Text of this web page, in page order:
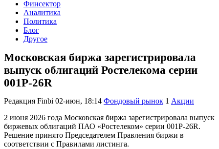
Финсектор
Аналитика
Политика
Блог
Другое
Московская биржа зарегистрировала
выпуск облигаций Ростелекома серии
001P-26R
Редакция Finbi 02-июн, 18:14 Фондовый рынок 1 Акции
2 июня 2026 года Московская биржа зарегистрировала выпуск
биржевых облигаций ПАО «Ростелеком» серии 001P-26R.
Решение принято Председателем Правления биржи в
соответствии с Правилами листинга.